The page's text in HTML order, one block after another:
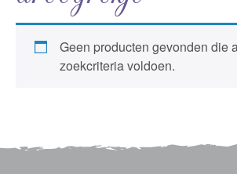
Geen producten gevonden die
zoekcriteria voldoen.